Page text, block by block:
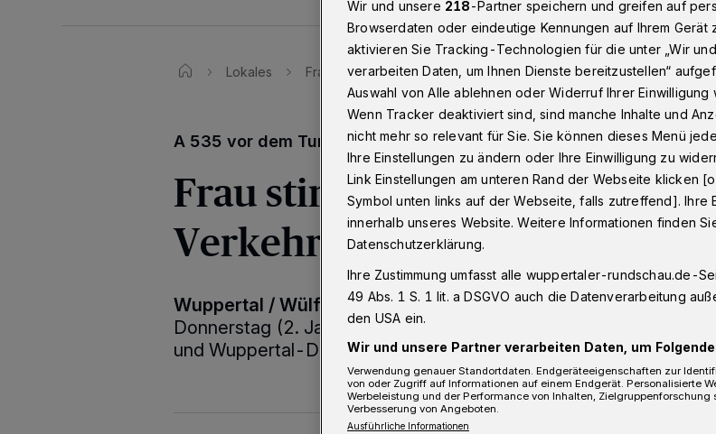
Lokales Frau stirbt bei schwerem Verkehrsunfall nahe Wuppertal
A 535 vor dem Tunnel Dornap
Frau stirbt bei schwerem
Verkehrsunfall
Wuppertal / Wülfrath·Auf der A 535 ist eine 31 Jahre alte Frau
Donnerstag (2. Januar 2020) zwischen den Anschlussstellen
und Wuppertal-Dornap ums Leben gekommen.
Wir und unsere 218-Partner speichern und greifen auf
Browserdaten oder eindeutige Kennungen auf Ihrem Gerät
aktivieren Sie Tracking-Technologien für die unter „Wir
verarbeiten Daten, um Ihnen Dienste bereitzustellen“
Auswahl von Alle ablehnen oder Widerruf Ihrer
Wenn Tracker deaktiviert sind, sind manche Inhalte und
nicht mehr so relevant für Sie. Sie können dieses Menü
Ihre Einstellungen zu ändern oder Ihre Einwilligung zu
Link Einstellungen am unteren Rand der Webseite klicken
Symbol unten links auf der Webseite, falls zutreffend]. Ihre
innerhalb unseres Website. Weitere Informationen finden
Datenschutzerklärung.
Ihre Zustimmung umfasst alle wuppertaler-rundschau.de-
49 Abs. 1 S. 1 lit. a DSGVO auch die Datenverarbeitung
den USA ein.
Wir und unsere Partner verarbeiten Daten, um
Verwendung genauer Standortdaten. Endgeräteeigenschaften zur
von oder Zugriff auf Informationen auf einem Endgerät. Personalisierte
Werbeleistung und der Performance von Inhalten, Zielgruppenforschung
Verbesserung von Angeboten.
Ausführliche Informationen